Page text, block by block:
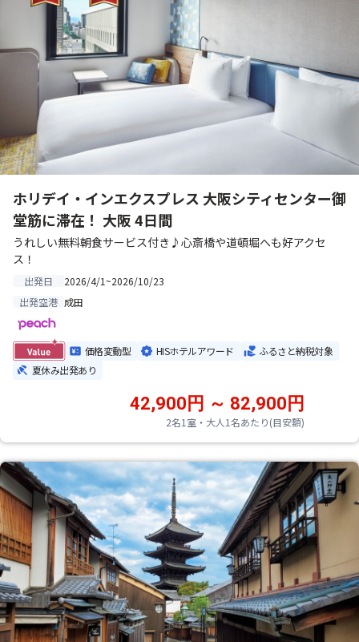
ホリデイ・インエクスプレス 大阪シティセンター御
堂筋に滞在！ 大阪 4日間
うれしい無料朝食サービス付き♪心斎橋や道頓堀へも好アクセ
ス！
出発日
2026/4/1~2026/10/23
出発空港 成田
価格変動型 HISホテルアワード
ふるさと納税対象
夏休み出発あり
2名1室・大人1名あたり(目安額)
42,900円 ～ 82,900円